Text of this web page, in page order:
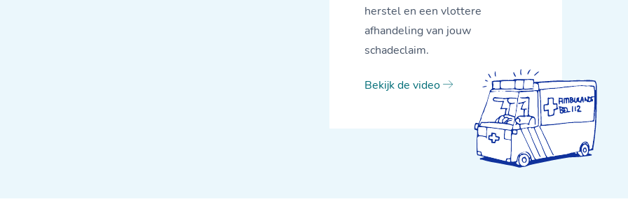
herstel en een vlottere
afhandeling van jouw
schadeclaim.
Bekijk de video